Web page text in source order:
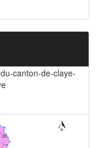
canton-de-claye-